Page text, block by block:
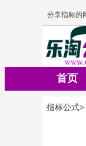
首页
指标公式>